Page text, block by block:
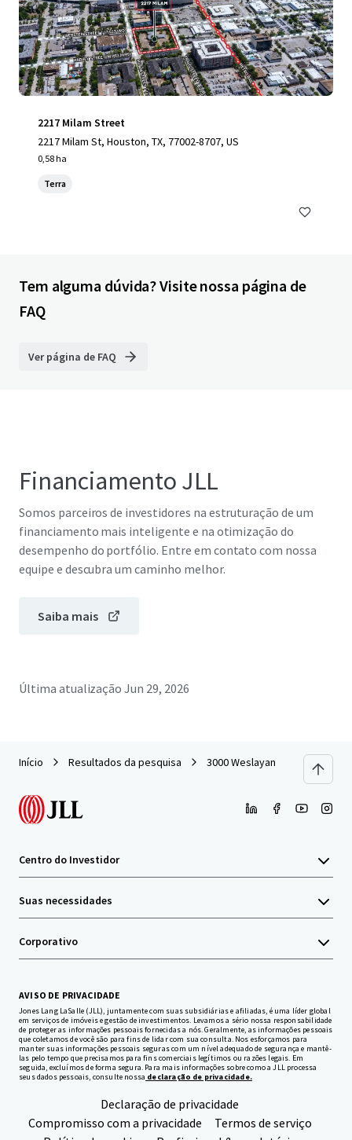
2217 Milam Street
2217 Milam St, Houston, TX, 77002-8707, US
0,58 ha
Terra
Tem alguma dúvida? Visite nossa página de
FAQ
Ver página de FAQ
Financiamento JLL
Somos parceiros de investidores na estruturação de um
financiamento mais inteligente e na otimização do
desempenho do portfólio. Entre em contato com nossa
equipe e descubra um caminho melhor.
Saiba mais
Última atualização Jun 29, 2026
Início Resultados da pesquisa 3000 Weslayan
Centro do Investidor
Suas necessidades
Corporativo
AVISO DE PRIVACIDADE
Jones Lang LaSalle (JLL), juntamente com suas subsidiárias e afiliadas, é uma líder global
em serviços de imóveis e gestão de investimentos. Levamos a sério nossa responsabilidade
de proteger as informações pessoais fornecidas a nós. Geralmente, as informações pessoais
que coletamos de você são para fins de lidar com sua consulta. Nos esforçamos para
manter suas informações pessoais seguras com um nível adequado de segurança e mantê-
las pelo tempo que precisamos para fins comerciais legítimos ou razões legais. Em
seguida, excluímos de forma segura. Para mais informações sobre como a JLL processa
seus dados pessoais, consulte nossa declaração de privacidade.
Declaração de privacidade
Compromisso com a privacidade
Termos de serviço